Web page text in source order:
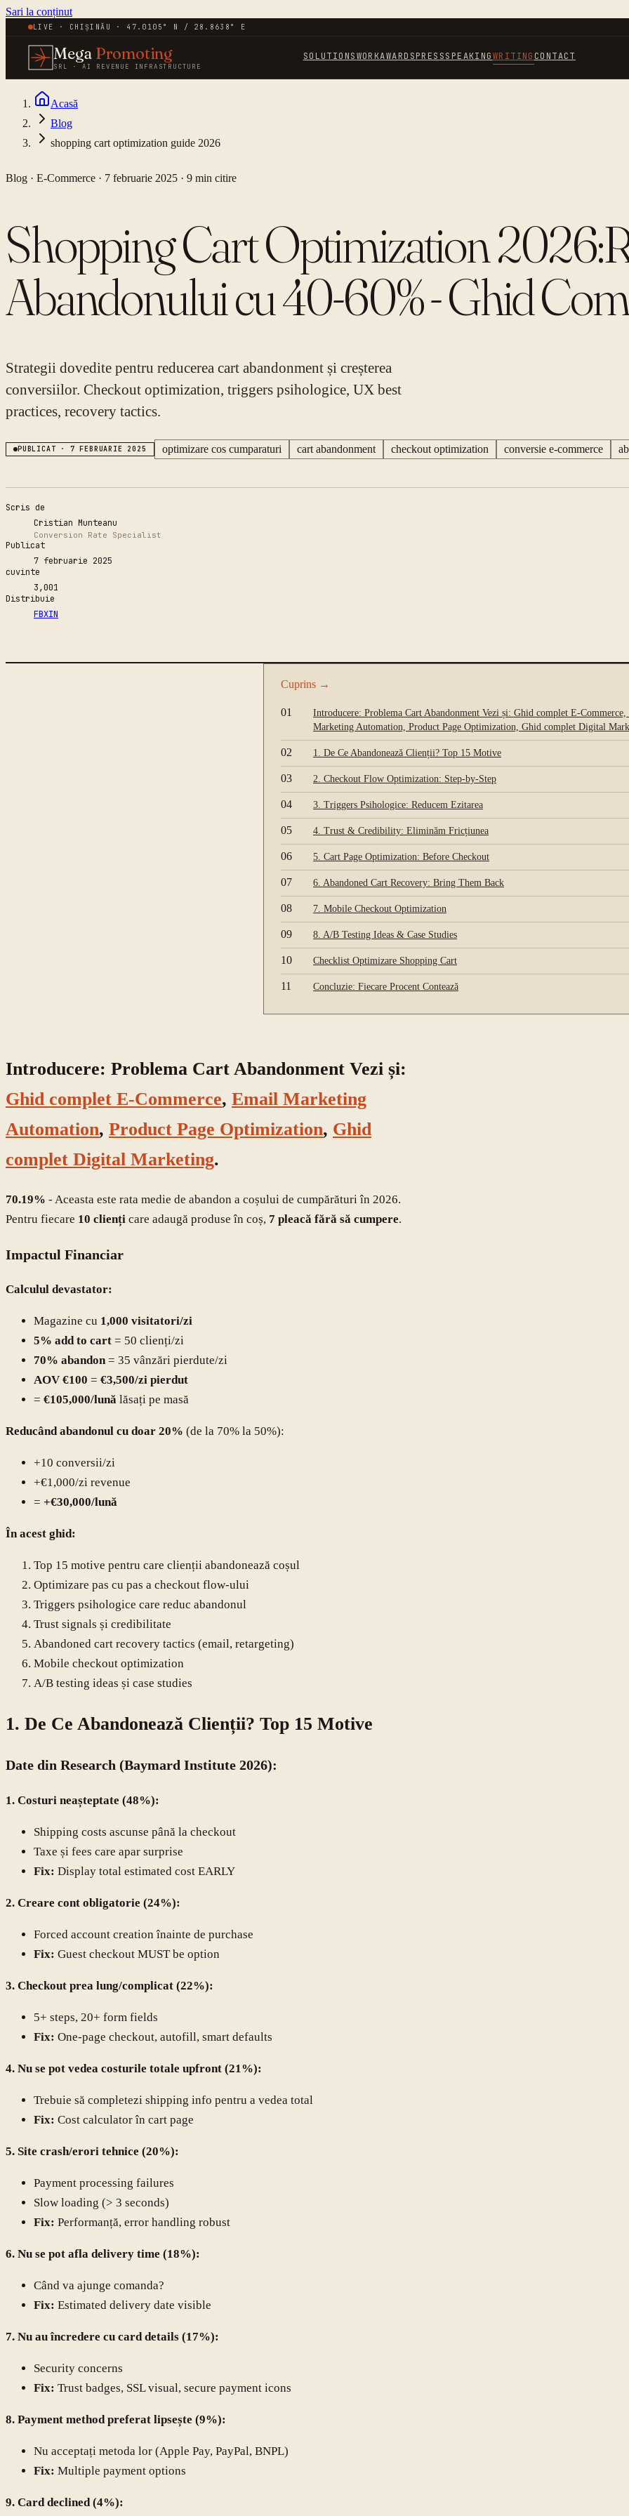
Sari la conținut
LIVE · CHIȘINĂU · 47.0105° N / 28.8638° E
Mega Promoting
SRL · AI REVENUE INFRASTRUCTURE
SOLUTIONSWORKAWARDSPRESSSPEAKINGWRITING CONTACT
Acasă
Blog
shopping cart optimization guide 2026
Blog · E-Commerce · 7 februarie 2025 · 9 min citire
Shopping Cart Optimization
Abandonului cu 40-60% - Ghid
Strategii dovedite pentru reducerea cart abandonment și creșterea
conversiilor. Checkout optimization, triggers psihologice, UX best
practices, recovery tactics.
PUBLICAT · 7 FEBRUARIE 2025 optimizare cos cumparaturi cart abandonment checkout optimization conversie e-commerce
Scris de
Cristian Munteanu
Conversion Rate Specialist
Publicat
7 februarie 2025
cuvinte
3,001
Distribuie
FBXIN
Cuprins →
01
Introducere: Problema Cart Abandonment Vezi și: Ghid complet E-
Marketing Automation, Product Page Optimization, Ghid complet Digital
02 1. De Ce Abandonează Clienții? Top 15 Motive
03 2. Checkout Flow Optimization: Step-by-Step
04 3. Triggers Psihologice: Reducem Ezitarea
05 4. Trust & Credibility: Eliminăm Fricțiunea
06 5. Cart Page Optimization: Before Checkout
07 6. Abandoned Cart Recovery: Bring Them Back
08 7. Mobile Checkout Optimization
09 8. A/B Testing Ideas & Case Studies
10 Checklist Optimizare Shopping Cart
11 Concluzie: Fiecare Procent Contează
Introducere: Problema Cart Abandonment Vezi și:
Ghid complet E-Commerce, Email Marketing
Automation, Product Page Optimization, Ghid
complet Digital Marketing.
70.19% - Aceasta este rata medie de abandon a coșului de cumpărături în 2026.
Pentru fiecare 10 clienți care adaugă produse în coș, 7 pleacă fără să cumpere.
Impactul Financiar
Calculul devastator:
Magazine cu 1,000 visitatori/zi
5% add to cart = 50 clienți/zi
70% abandon= 35 vânzări pierdute/zi
AOV €100 = €3,500/zi pierdut
= €105,000/lună lăsați pe masă
Reducând abandonul cu doar 20% (de la 70% la 50%):
+10 conversii/zi
+€1,000/zi revenue
= +€30,000/lună
În acest ghid:
Top 15 motive pentru care clienții abandonează coșul
Optimizare pas cu pas a checkout flow-ului
Triggers psihologice care reduc abandonul
Trust signals și credibilitate
Abandoned cart recovery tactics (email, retargeting)
Mobile checkout optimization
A/B testing ideas și case studies
1. De Ce Abandonează Clienții? Top 15 Motive
Date din Research (Baymard Institute 2026):
1. Costuri neașteptate (48%):
Shipping costs ascunse până la checkout
Taxe și fees care apar surprise
Fix: Display total estimated cost EARLY
2. Creare cont obligatorie (24%):
Forced account creation înainte de purchase
Fix: Guest checkout MUST be option
3. Checkout prea lung/complicat (22%):
5+ steps, 20+ form fields
Fix: One-page checkout, autofill, smart defaults
4. Nu se pot vedea costurile totale upfront (21%):
Trebuie să completezi shipping info pentru a vedea total
Fix: Cost calculator în cart page
5. Site crash/erori tehnice (20%):
Payment processing failures
Slow loading (> 3 seconds)
Fix: Performanță, error handling robust
6. Nu se pot afla delivery time (18%):
Când va ajunge comanda?
Fix: Estimated delivery date visible
7. Nu au încredere cu card details (17%):
Security concerns
Fix: Trust badges, SSL visual, secure payment icons
8. Payment method preferat lipsește (9%):
Nu acceptați metoda lor (Apple Pay, PayPal, BNPL)
Fix: Multiple payment options
9. Card declined (4%):